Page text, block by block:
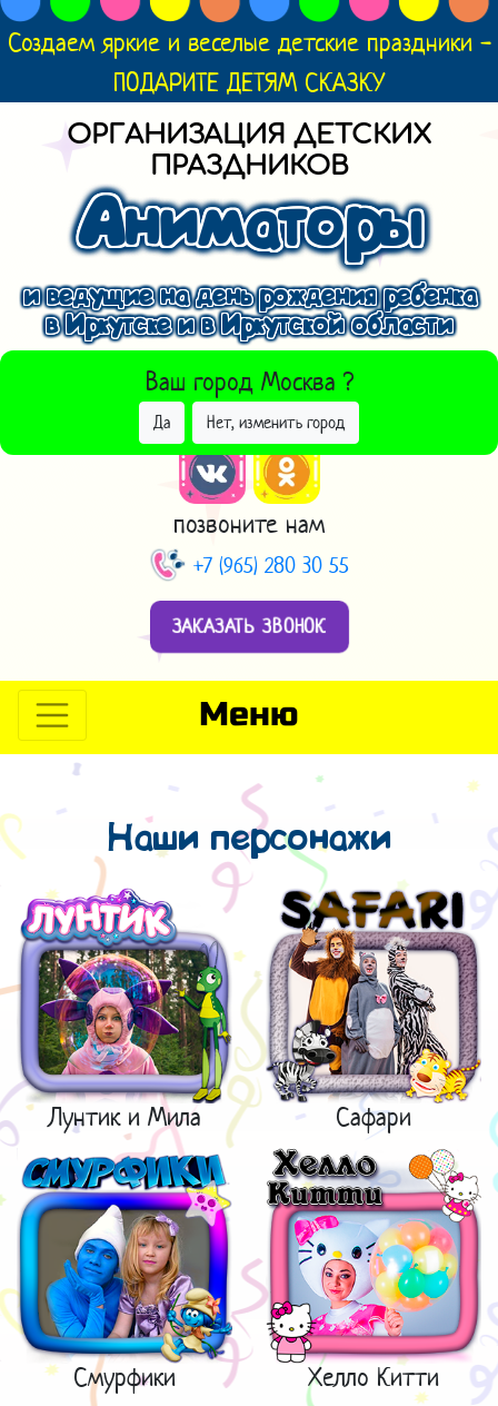
Создаем яркие и веселые детские праздники -
ПОДАРИТЕ ДЕТЯМ СКАЗКУ
ОРГАНИЗАЦИЯ ДЕТСКИХ
ПРАЗДНИКОВ
Аниматоры
и ведущие на день рождения ребенка
в Иркутске и в Иркутской области
Ваш город Москва ?
Да Нет, изменить город
ВЫБРАТЬ ДРУГОЙ ГОРОД
позвоните нам
+7 (965) 280 30 55
ЗАКАЗАТЬ ЗВОНОК
Меню
Наши персонажи
Лунтик и Мила Сафари
Смурфики Хелло Китти